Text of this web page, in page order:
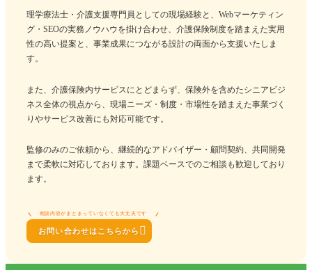
理学療法士・介護支援専門員としての現場経験と、Webマーケティン
グ・SEOの実務ノウハウを掛け合わせ、介護保険制度を踏まえた実用
性の高い提案と、事業成果につながる設計の両面から支援いたしま
す。
また、介護保険内サービスにとどまらず、保険外を含めたシニアビジ
ネス全体の視点から、現場ニーズ・制度・市場性を踏まえた事業づく
りやサービス改善にも対応可能です。
監修のみのご依頼から、継続的なアドバイザー・顧問契約、共同開発
まで柔軟に対応しております。課題ベースでのご相談も歓迎しており
ます。
相談内容がまとまっていなくても大丈夫です
お問い合わせはこちらから 